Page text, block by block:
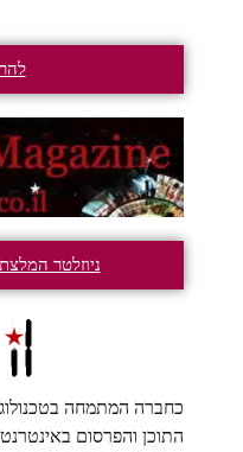
ניוזלטר המלצת
כחברה המתמחה
התוכן והפרסום